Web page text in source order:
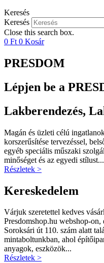
Keresés
Keresés
Close this search box.
0 Ft 0 Kosár
PRESDOM
Lépjen be a
Lakberendezés,
Magán és üzleti célú
korszerűsítése tervezéssel,
egyéb speciális műszaki
minőséget és az egyedi stílust...
Részletek >
Kereskedelem
Várjuk szeretettel kedves
Presdomshop.hu webshop-on,
Soroksári út 110. szám alatt
mintaboltunkban, ahol
anyagok, eszközök...
Részletek >